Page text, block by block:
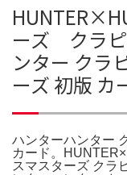
ーズ クラ
ンター クラ
ーズ 初版 カ
ハンターハンター
カード。
スマスターズ クラ